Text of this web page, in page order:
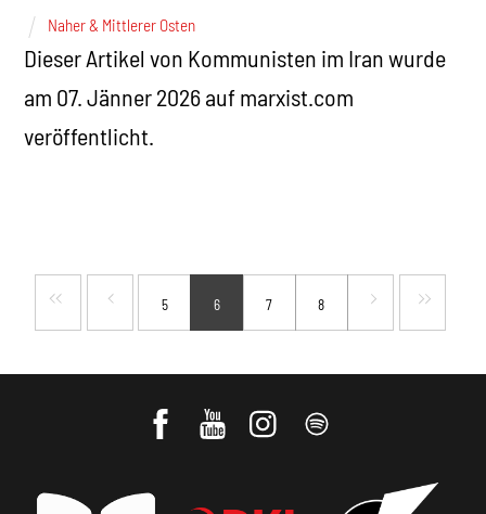
Naher & Mittlerer Osten
Dieser Artikel von Kommunisten im Iran wurde
am 07. Jänner 2026 auf marxist.com
veröffentlicht.
5 6 7 8